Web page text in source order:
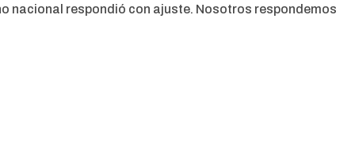
nacional respondió con ajuste. Nosotros respondemos